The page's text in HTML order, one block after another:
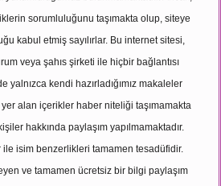
sorumluluğunu taşımakta olup, siteye
kabul etmiş sayılırlar. Bu internet sitesi,
veya şahıs şirketi ile hiçbir bağlantısı
yalnızca kendi hazırladığımız makaleler
yer alan içerikler haber niteliği taşımamakta
hakkında paylaşım yapılmamaktadır.
isim benzerlikleri tamamen tesadüfidir.
ve tamamen ücretsiz bir bilgi paylaşım